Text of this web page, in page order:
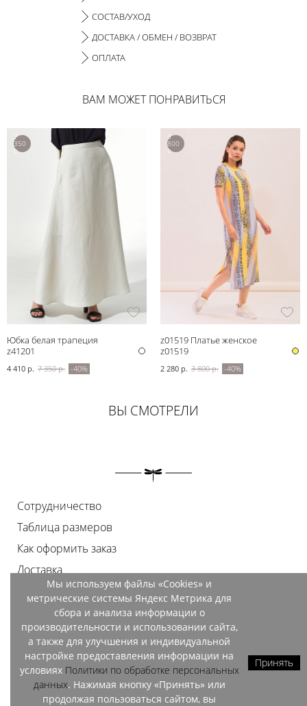
СОСТАВ/УХОД
ДОСТАВКА / ОБМЕН / ВОЗВРАТ
ОПЛАТА
ВАМ МОЖЕТ ПОНРАВИТЬСЯ
7
350
р.
Юбка белая трапеция
z41201
4 410 р. 7 350 р. -40%
3
800
р.
z01519 Платье женское
z01519
2 280 р. 3 800 р. -40%
ВЫ СМОТРЕЛИ
Сотрудничество
Таблица размеров
Как оформить заказ
Доставка
Оплата
Возврат
Документы
Контакты
Магазины
Мы используем файлы «Cookies» и
метрические системы Яндекс Метрика для
сбора и анализа информации о
производительности и использовании сайта,
а также для улучшения и индивидуальной
настройке предоставления информации на
условиях Политики по обработке персональных
данных. Нажимая кнопку «Принять» или
продолжая пользоваться сайтом, вы
Принять